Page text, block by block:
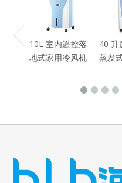
10L 室内遥控落
地式家用冷风机
40 升
蒸发